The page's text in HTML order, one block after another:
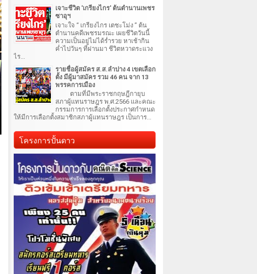
เจาะชีวิต 'เกรียงไกร' ต้นตำนานเพชร
ซาอุฯ
เจาะใจ “ เกรียงไกร เตชะโม่ง ” ต้น
ตำนานคดีเพชรมรณะ เผยชีวิตวันนี้
ความเป็นอยู่ไม่ได้ร่ำรวย หาเช้ากิน
ค่ำไปวันๆ ที่ผ่านมา ชีวิตหวาดระแวง
ไร...
รายชื่อผู้สมัคร ส.ส.ลำปาง 4 เขตเลือก
ตั้ง มีผู้มาสมัคร รวม 46 คน จาก 13
พรรคการเมือง
ตามที่มีพระราชกฤษฎีกายุบ
สภาผู้แทนราษฎร พ.ศ.2566 และคณะ
กรรมการการเลือกตั้งประกาศกำหนด
ให้มีการเลือกตั้งสมาชิกสภาผู้แทนราษฎร เป็นการ...
โครงการปั้นดาว